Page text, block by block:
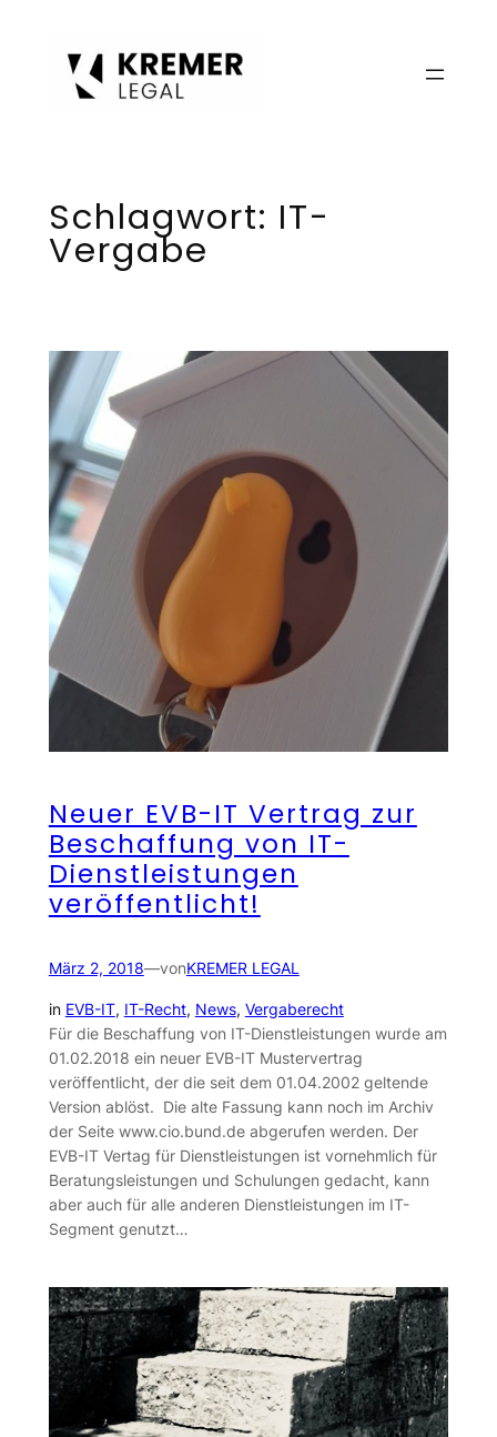
Schlagwort: IT-
Vergabe
Neuer EVB-IT Vertrag zur
Beschaffung von IT-
Dienstleistungen
veröffentlicht!
März 2, 2018—vonKREMER LEGAL
in EVB-IT, IT-Recht, News, Vergaberecht
Für die Beschaffung von IT-Dienstleistungen wurde am
01.02.2018 ein neuer EVB-IT Mustervertrag
veröffentlicht, der die seit dem 01.04.2002 geltende
Version ablöst. Die alte Fassung kann noch im Archiv
der Seite www.cio.bund.de abgerufen werden. Der
EVB-IT Vertag für Dienstleistungen ist vornehmlich für
Beratungsleistungen und Schulungen gedacht, kann
aber auch für alle anderen Dienstleistungen im IT-
Segment genutzt…